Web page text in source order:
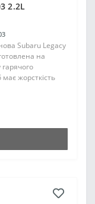
2.2L
Subaru Legacy
на
жорсткість